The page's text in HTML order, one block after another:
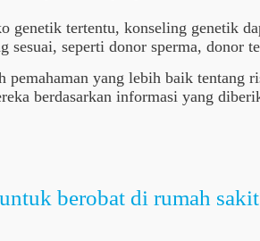
genetik tertentu, konseling genetik
seperti donor sperma, donor
yang lebih baik tentang
berdasarkan informasi yang
berobat di rumah